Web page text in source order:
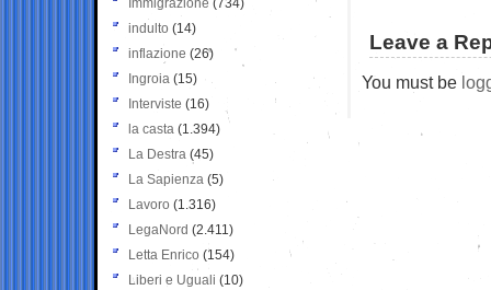
Leave a
You must be
Immigrazione (734)
indulto (14)
inflazione (26)
Ingroia (15)
Interviste (16)
la casta (1.394)
La Destra (45)
La Sapienza (5)
Lavoro (1.316)
LegaNord (2.411)
Letta Enrico (154)
Liberi e Uguali (10)